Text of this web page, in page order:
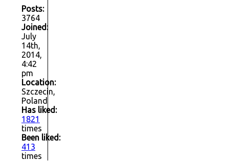
Posts:
3764
Joined:
July
14th,
2014,
4:42
pm
Location:
Szczecin,
Poland
Has liked:
1821
times
Been liked:
413
times